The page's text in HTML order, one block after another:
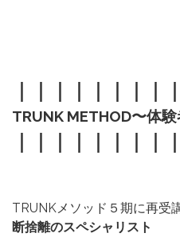
TRUNK METHOD〜体
TRUNKメソッド５期に再受
断捨離のスペシャリスト